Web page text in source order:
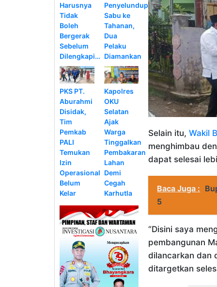
Harusnya
Tidak
Boleh
Bergerak
Sebelum
Dilengkapi…
Penyelundupan
Sabu ke
Tahanan,
Dua
Pelaku
Diamankan
PKS PT.
Aburahmi
Disidak,
Tim
Pemkab
PALI
Temukan
Izin
Operasional
Belum
Kelar
Kapolres
OKU
Selatan
Ajak
Warga
Tinggalkan
Pembakaran
Lahan
Demi
Cegah
Karhutla
Selain itu,Wakil
menghimbau
dapat selesai
Baca Juga :
5
“Disini saya
pembangunan
dilancarkan dan
ditargetkan